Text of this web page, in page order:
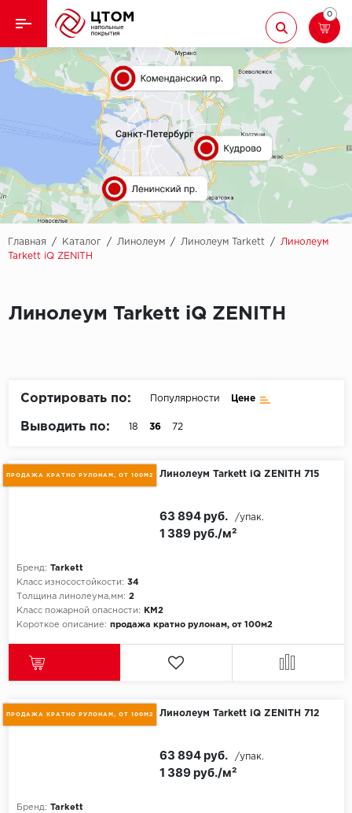
Назад
Кварцвиниловая плитка
Назад
Aberhof
Adelar
Alfa
AllureFloor
Alpine floor
Arbiton
CronaFloor
Dolce Flooring
Ламинат
Ковролин
Линолеум
Паркет
Плинтус
0
Главная / Каталог / Линолеум / Линолеум Tarkett /
Линолеум
Tarkett iQ ZENITH
Линолеум Tarkett iQ ZENITH
Сортировать по: Популярности Цене
Выводить по: 18 36 72
ПРОДАЖА КРАТНО РУЛОНАМ, ОТ 100М2 Линолеум Tarkett iQ ZENITH 715
Бренд: Tarkett
Класс износостойкости: 34
Толщина линолеума,мм: 2
Класс пожарной опасности:
КМ2
Короткое описание: продажа кратно рулонам, от 100м2
1 389 руб./м²
63 894 руб. /упак.
ПРОДАЖА КРАТНО РУЛОНАМ, ОТ 100М2 Линолеум Tarkett iQ ZENITH 712
Бренд: Tarkett
1 389 руб./м²
63 894 руб. /упак.